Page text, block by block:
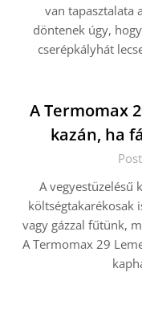
van tapasztalata
döntenek úgy,
cserépkályhát
A Termomax
kazán, ha
A vegyestüzelésű
költségtakarékosak
vagy gázzal fűtünk,
A Termomax 29